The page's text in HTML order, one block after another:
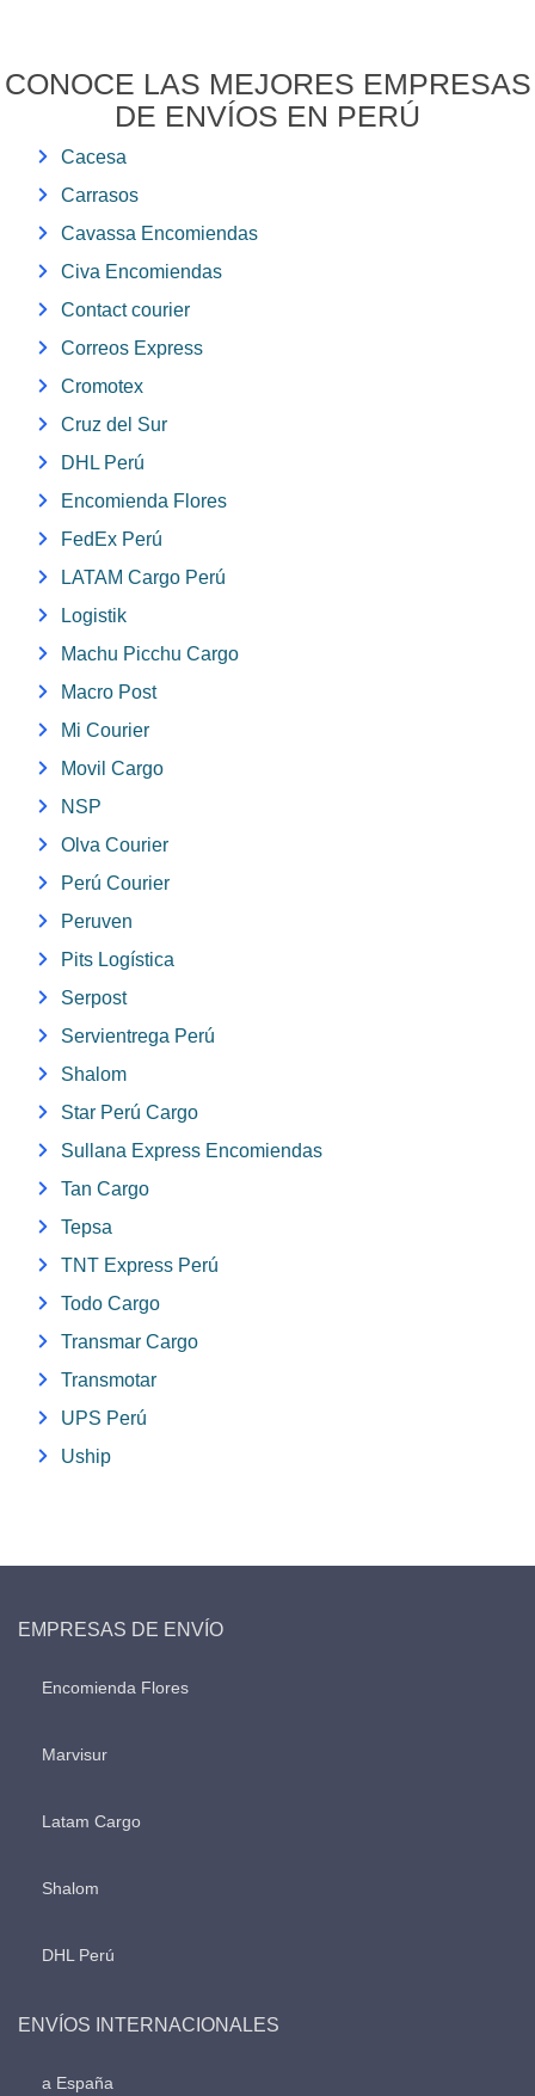
CONOCE LAS MEJORES EMPRESAS
DE ENVÍOS EN PERÚ
Cacesa
Carrasos
Cavassa Encomiendas
Civa Encomiendas
Contact courier
Correos Express
Cromotex
Cruz del Sur
DHL Perú
Encomienda Flores
FedEx Perú
LATAM Cargo Perú
Logistik
Machu Picchu Cargo
Macro Post
Mi Courier
Movil Cargo
NSP
Olva Courier
Perú Courier
Peruven
Pits Logística
Serpost
Servientrega Perú
Shalom
Star Perú Cargo
Sullana Express Encomiendas
Tan Cargo
Tepsa
TNT Express Perú
Todo Cargo
Transmar Cargo
Transmotar
UPS Perú
Uship
EMPRESAS DE ENVÍO
Encomienda Flores
Marvisur
Latam Cargo
Shalom
DHL Perú
ENVÍOS INTERNACIONALES
a España